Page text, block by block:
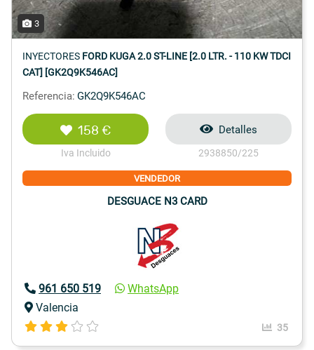
3
INYECTORES FORD KUGA 2.0 ST-LINE [2.0 LTR. - 110 KW TDCI
CAT] [GK2Q9K546AC]
Referencia: GK2Q9K546AC
158 €
Iva Incluido
Detalles
2938850/225
VENDEDOR
DESGUACE N3 CARD
961 650 519
WhatsApp
Valencia
35